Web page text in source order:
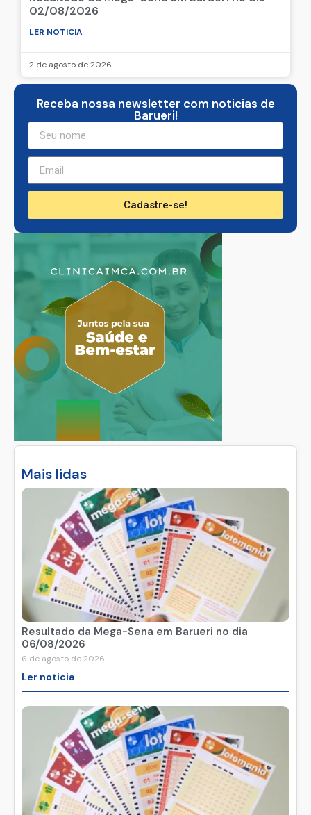
02/08/2026
LER NOTICIA
2 de agosto de 2026
Mais lidas
Resultado da Mega-Sena em Barueri no dia
06/08/2026
6 de agosto de 2026
Ler noticia
Receba nossa newsletter com noticias de
Barueri!
Cadastre-se!